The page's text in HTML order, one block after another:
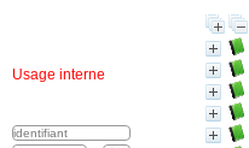
Usage interne